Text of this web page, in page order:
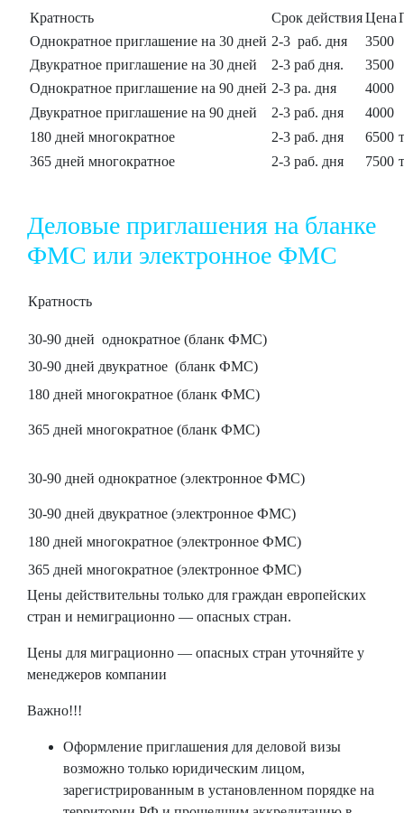
Кратность Срок действияЦена
Однократное приглашение на 30 дней 2-3 раб. дня
3500
Двукратное приглашение на 30 дней
2-3 раб дня.
3500
Однократное приглашение на 90 дней 2-3 ра. дня
4000
Двукратное приглашение на 90 дней
2-3 раб. дня
4000
180 дней многократное
2-3 раб. дня 6500
365 дней многократное
2-3 раб. дня 7500
Деловые приглашения на бланке
ФМС или электронное ФМС
Кратность
30-90 дней однократное (бланк ФМС)
30-90 дней двукратное (бланк ФМС)
180 дней многократное (бланк ФМС)
365 дней многократное (бланк ФМС)
30-90 дней однократное (электронное ФМС)
30-90 дней двукратное (электронное ФМС)
180 дней многократное (электронное ФМС)
365 дней многократное (электронное ФМС)
Цены действительны только для граждан европейских
стран и немиграционно — опасных стран.
Цены для миграционно — опасных стран уточняйте у
менеджеров компании
Важно!!!
Оформление приглашения для деловой визы
возможно только юридическим лицом,
зарегистрированным в установленном порядке на